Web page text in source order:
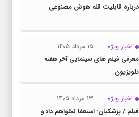
درباره قابلیت قلم هوش مصنوعی
اخبار ویژه
۱۵ مرداد ۱۴۰۵
معرفی فیلم های سینمایی آخر هفته
تلویزیون
اخبار ویژه
۱۳ مرداد ۱۴۰۵
فیلم / پزشکیان: استعفا نخواهم داد و